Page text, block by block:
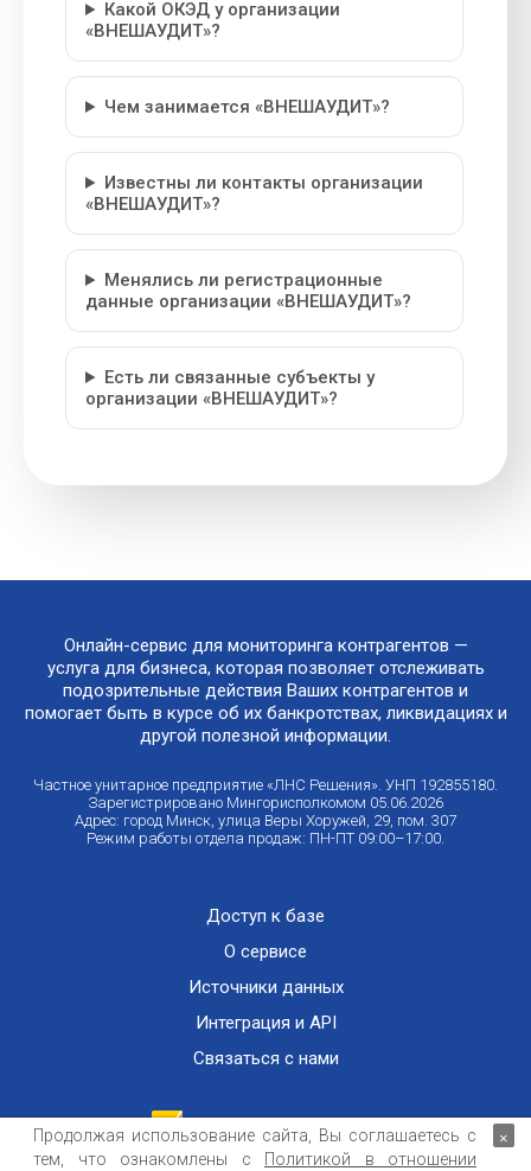
Какой ОКЭД у организации
«ВНЕШАУДИТ»?
Чем занимается «ВНЕШАУДИТ»?
Известны ли контакты организации
«ВНЕШАУДИТ»?
Менялись ли регистрационные
данные организации «ВНЕШАУДИТ»?
Есть ли связанные субъекты у
организации «ВНЕШАУДИТ»?
Онлайн-сервис для мониторинга контрагентов —
услуга для бизнеса, которая позволяет отслеживать
подозрительные действия Ваших контрагентов и
помогает быть в курсе об их банкротствах, ликвидациях и
другой полезной информации.
Частное унитарное предприятие «ЛНС Решения». УНП 192855180.
Зарегистрировано Мингорисполкомом 05.06.2026
Адрес: город Минск, улица Веры Хоружей, 29, пом. 307
Режим работы отдела продаж: ПН-ПТ 09:00–17:00.
Доступ к базе
О сервисе
Источники данных
Интеграция и API
Связаться с нами
Публичный договор оказания информационных услуг
Продолжая использование сайта, Вы соглашаетесь с
тем, что ознакомлены с
Политикой в отношении
×